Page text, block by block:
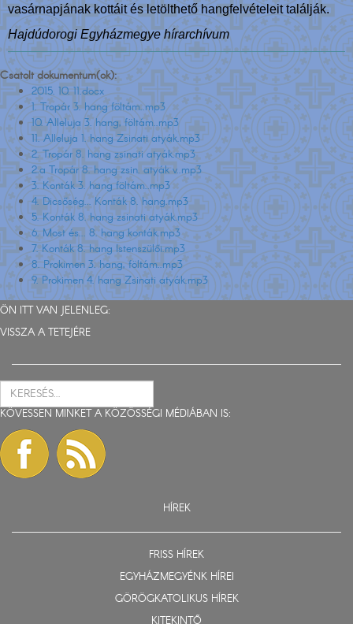
vasárnapjának kottáit és letölthető hangfelvételeit találják.
Hajdúdorogi Egyházmegye hírarchívum
Csatolt dokumentum(ok):
2015. 10. 11.docx
1. Tropár 3. hang föltám..mp3
10. Alleluja 3. hang, föltám..mp3
11. Alleluja 1. hang Zsinati atyák.mp3
2. Tropár 8. hang zsinati atyák.mp3
2.a Tropár 8. hang zsin. atyák v..mp3
3. Konták 3. hang föltám..mp3
4. Dicsőség... Konták 8. hang.mp3
5. Konták 8. hang zsinati atyák.mp3
6. Most és... 8. hang konták.mp3
7. Konták 8. hang Istenszülői.mp3
8. Prokimen 3. hang, föltám..mp3
9. Prokimen 4. hang Zsinati atyák.mp3
ÖN ITT VAN JELENLEG:
VISSZA A TETEJÉRE
KÖVESSEN MINKET A KÖZÖSSÉGI MÉDIÁBAN IS:
HÍREK
FRISS HÍREK
EGYHÁZMEGYÉNK HÍREI
GÖRÖGKATOLIKUS HÍREK